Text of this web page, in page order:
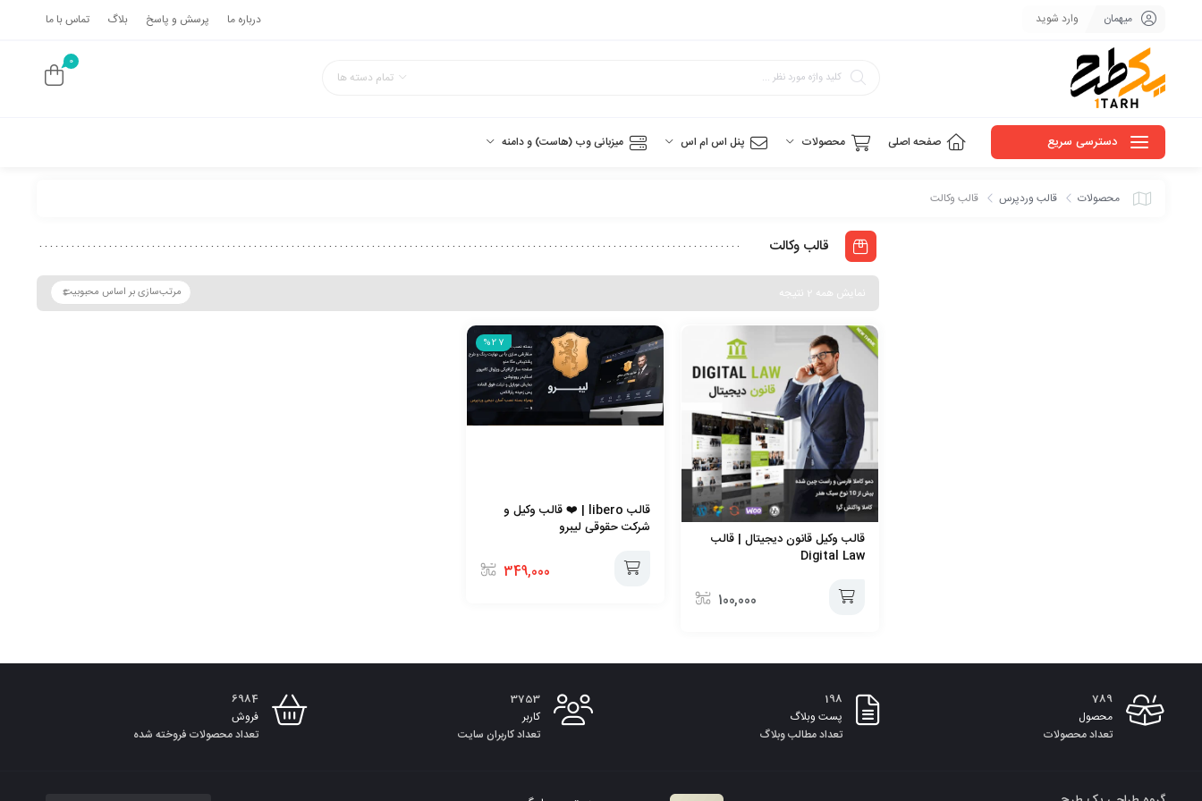
میهمان وارد شوید درباره ما پرسش و پاسخ بلاگ تماس با ما
تمام دسته ها
0
دسترسی سریع صفحه اصلی محصولات پنل اس ام اس میزبانی وب (هاست) و دامنه
محصولات قالب وردپرس قالب وکالت
قالب وکالت
نمایش همه 2 نتیجه
قالب وکیل قانون دیجیتال | قالب
Digital Law
100,000
سبد
%27
قالب libero | ❤️ قالب وکیل و
شرکت حقوقی لیبرو
349,000
789
محصول
تعداد محصولات
198
پست وبلاگ
تعداد مطالب وبلاگ
3753
کاربر
تعداد کاربران سایت
6984
فروش
تعداد محصولات فروخته شده